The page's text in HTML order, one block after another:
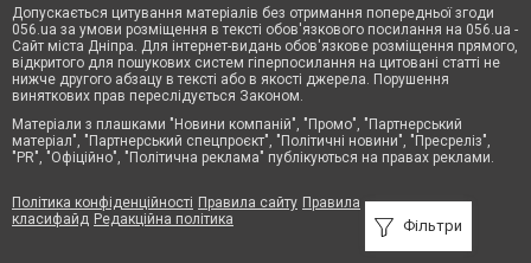
Фільтри
Допускається цитування матеріалів без отримання попередньої згоди
056.ua за умови розміщення в тексті обов'язкового посилання на 056.ua -
Сайт міста Дніпра. Для інтернет-видань обов'язкове розміщення прямого,
відкритого для пошукових систем гіперпосилання на цитовані статті не
нижче другого абзацу в тексті або в якості джерела. Порушення
виняткових прав переслідується Законом.
Матеріали з плашками "Новини компаній", "Промо", "Партнерський
матеріал", "Партнерський спецпроєкт", "Політичні новини", "Пресреліз",
"PR", "Офіційно", "Політична реклама" публікуються на правах реклами.
Політика конфіденційності Правила сайту Правила
класифайд Редакційна політика